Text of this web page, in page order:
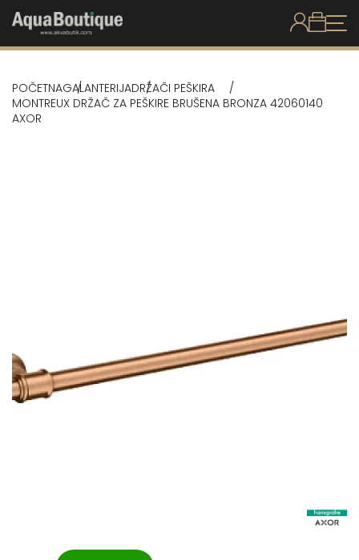
POČETNAGALANTERIJADRŽAČI PEŠKIRA
MONTREUX DRŽAČ ZA PEŠKIRE BRUŠENA BRONZA 42060140
AXOR